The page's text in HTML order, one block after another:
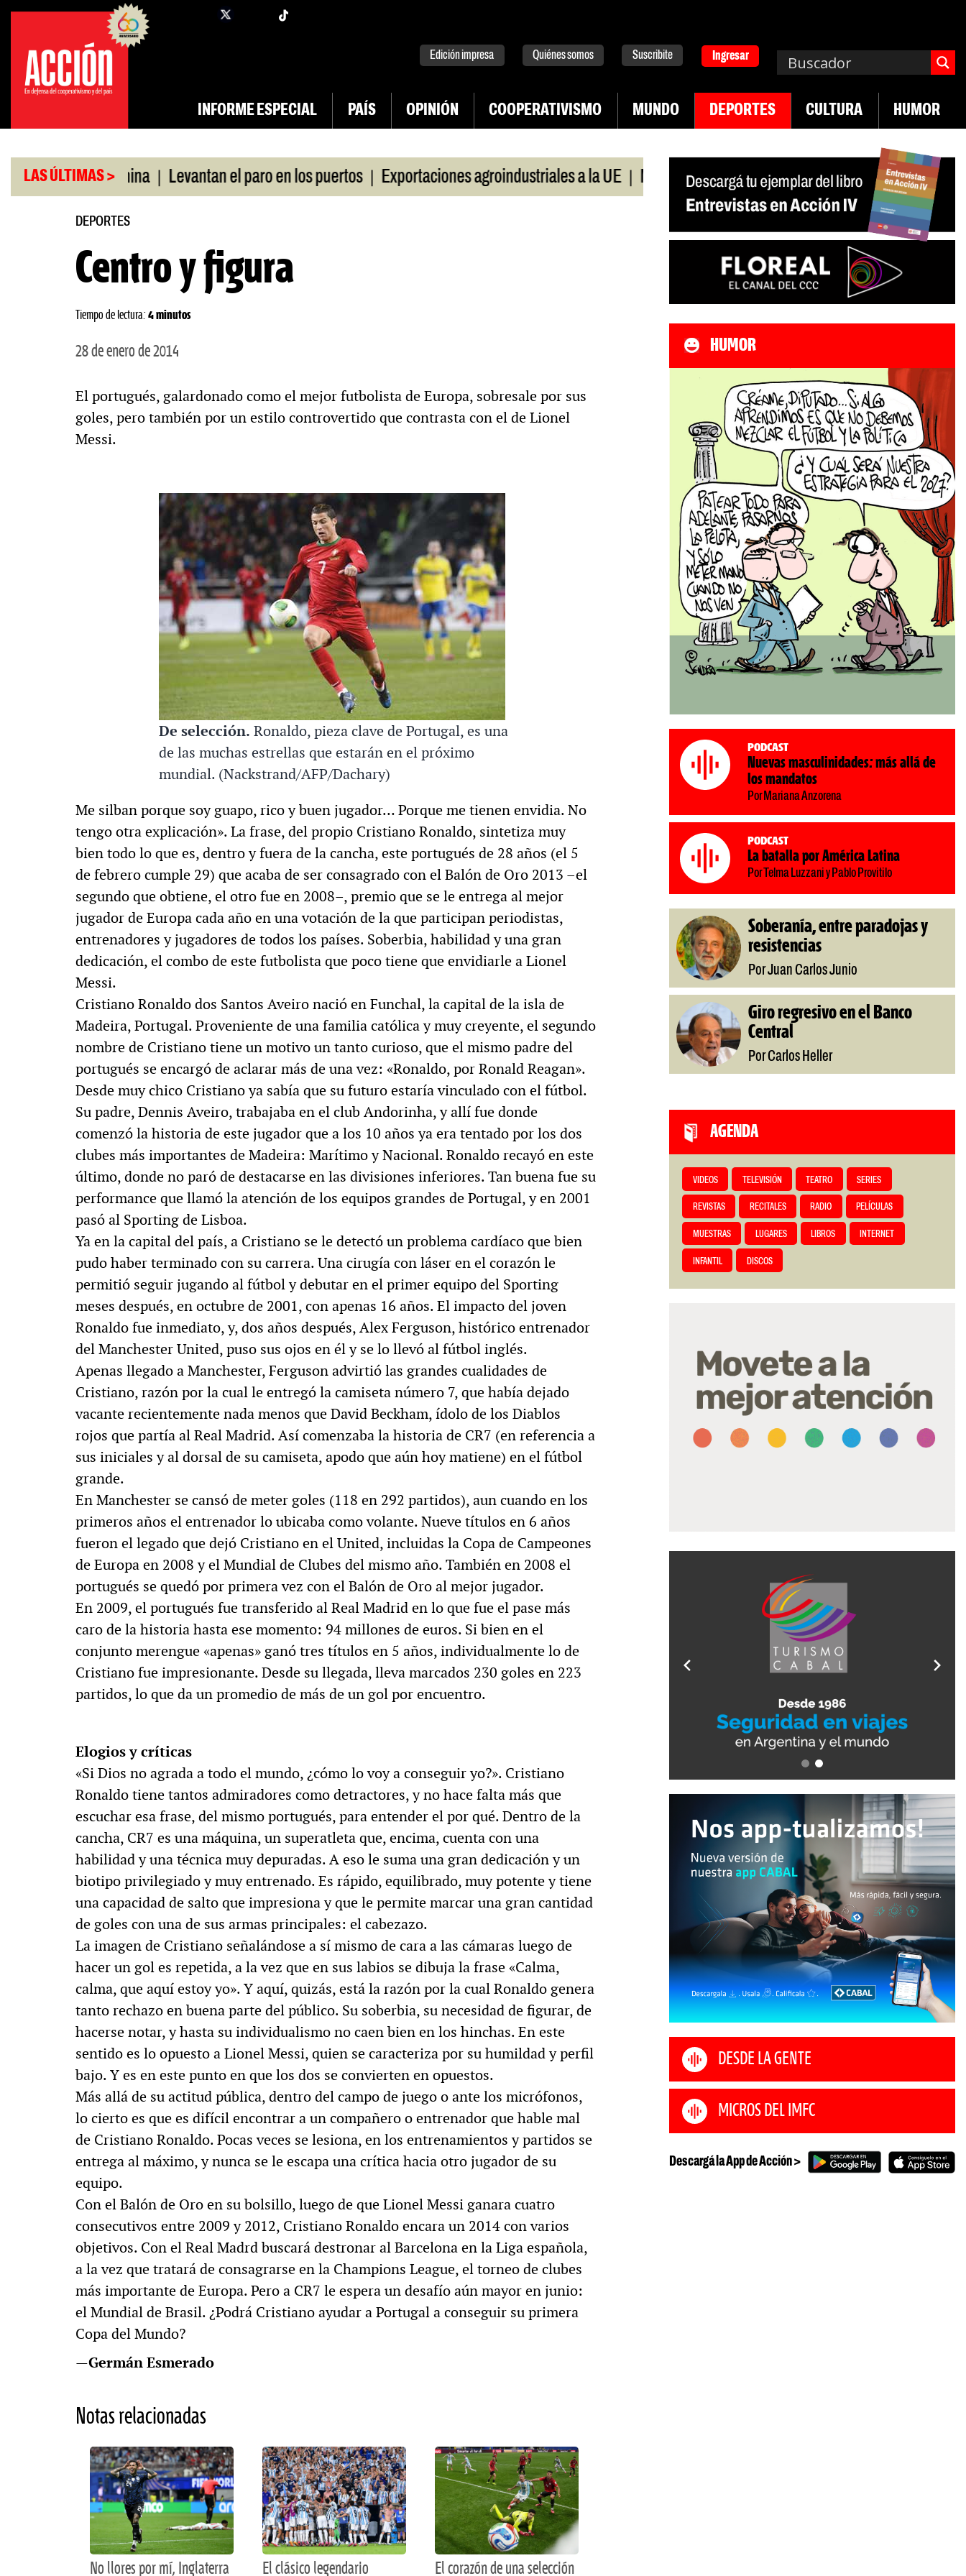
Saltar
contenido
facebook
Edición impresa Quiénes somos Suscribite Ingresar
INFORME ESPECIAL PAÍS OPINIÓN COOPERATIVISMO MUNDO DEPORTES CULTURA HUMOR
LAS ÚLTIMAS >
swap con China Levantan el paro en los puertos | Exportaciones agroindustriales a la UE | Morosidad en jóvenes precarizados | Cae la actividad
DEPORTES
Centro y figura
Tiempo de lectura: 4 minutos
28 de enero de 2014
El portugués, galardonado como el mejor futbolista de Europa, sobresale por sus
goles, pero también por un estilo controvertido que contrasta con el de Lionel
Messi.
De selección. Ronaldo, pieza clave de Portugal, es una
de las muchas estrellas que estarán en el próximo
mundial. (Nackstrand/AFP/Dachary)
Me silban porque soy guapo, rico y buen jugador… Porque me tienen envidia. No
tengo otra explicación». La frase, del propio Cristiano Ronaldo, sintetiza muy
bien todo lo que es, dentro y fuera de la cancha, este portugués de 28 años (el 5
de febrero cumple 29) que acaba de ser consagrado con el Balón de Oro 2013 –el
segundo que obtiene, el otro fue en 2008–, premio que se le entrega al mejor
jugador de Europa cada año en una votación de la que participan periodistas,
entrenadores y jugadores de todos los países. Soberbia, habilidad y una gran
dedicación, el combo de este futbolista que poco tiene que envidiarle a Lionel
Messi.
Cristiano Ronaldo dos Santos Aveiro nació en Funchal, la capital de la isla de
Madeira, Portugal. Proveniente de una familia católica y muy creyente, el segundo
nombre de Cristiano tiene un motivo un tanto curioso, que el mismo padre del
portugués se encargó de aclarar más de una vez: «Ronaldo, por Ronald Reagan».
Desde muy chico Cristiano ya sabía que su futuro estaría vinculado con el fútbol.
Su padre, Dennis Aveiro, trabajaba en el club Andorinha, y allí fue donde
comenzó la historia de este jugador que a los 10 años ya era tentado por los dos
clubes más importantes de Madeira: Marítimo y Nacional. Ronaldo recayó en este
último, donde no paró de destacarse en las divisiones inferiores. Tan buena fue su
performance que llamó la atención de los equipos grandes de Portugal, y en 2001
pasó al Sporting de Lisboa.
Ya en la capital del país, a Cristiano se le detectó un problema cardíaco que bien
pudo haber terminado con su carrera. Una cirugía con láser en el corazón le
permitió seguir jugando al fútbol y debutar en el primer equipo del Sporting
meses después, en octubre de 2001, con apenas 16 años. El impacto del joven
Ronaldo fue inmediato, y, dos años después, Alex Ferguson, histórico entrenador
del Manchester United, puso sus ojos en él y se lo llevó al fútbol inglés.
Apenas llegado a Manchester, Ferguson advirtió las grandes cualidades de
Cristiano, razón por la cual le entregó la camiseta número 7, que había dejado
vacante recientemente nada menos que David Beckham, ídolo de los Diablos
rojos que partía al Real Madrid. Así comenzaba la historia de CR7 (en referencia a
sus iniciales y al dorsal de su camiseta, apodo que aún hoy matiene) en el fútbol
grande.
En Manchester se cansó de meter goles (118 en 292 partidos), aun cuando en los
primeros años el entrenador lo ubicaba como volante. Nueve títulos en 6 años
fueron el legado que dejó Cristiano en el United, incluidas la Copa de Campeones
de Europa en 2008 y el Mundial de Clubes del mismo año. También en 2008 el
portugués se quedó por primera vez con el Balón de Oro al mejor jugador.
En 2009, el portugués fue transferido al Real Madrid en lo que fue el pase más
caro de la historia hasta ese momento: 94 millones de euros. Si bien en el
conjunto merengue «apenas» ganó tres títulos en 5 años, individualmente lo de
Cristiano fue impresionante. Desde su llegada, lleva marcados 230 goles en 223
partidos, lo que da un promedio de más de un gol por encuentro.
Elogios y críticas
«Si Dios no agrada a todo el mundo, ¿cómo lo voy a conseguir yo?». Cristiano
Ronaldo tiene tantos admiradores como detractores, y no hace falta más que
escuchar esa frase, del mismo portugués, para entender el por qué. Dentro de la
cancha, CR7 es una máquina, un superatleta que, encima, cuenta con una
habilidad y una técnica muy depuradas. A eso le suma una gran dedicación y un
biotipo privilegiado y muy entrenado. Es rápido, equilibrado, muy potente y tiene
una capacidad de salto que impresiona y que le permite marcar una gran cantidad
de goles con una de sus armas principales: el cabezazo.
La imagen de Cristiano señalándose a sí mismo de cara a las cámaras luego de
hacer un gol es repetida, a la vez que en sus labios se dibuja la frase «Calma,
calma, que aquí estoy yo». Y aquí, quizás, está la razón por la cual Ronaldo genera
tanto rechazo en buena parte del público. Su soberbia, su necesidad de figurar, de
hacerse notar, y hasta su individualismo no caen bien en los hinchas. En este
sentido es lo opuesto a Lionel Messi, quien se caracteriza por su humildad y perfil
bajo. Y es en este punto en que los dos se convierten en opuestos.
Más allá de su actitud pública, dentro del campo de juego o ante los micrófonos,
lo cierto es que es difícil encontrar a un compañero o entrenador que hable mal
de Cristiano Ronaldo. Pocas veces se lesiona, en los entrenamientos y partidos se
entrega al máximo, y nunca se le escapa una crítica hacia otro jugador de su
equipo.
Con el Balón de Oro en su bolsillo, luego de que Lionel Messi ganara cuatro
consecutivos entre 2009 y 2012, Cristiano Ronaldo encara un 2014 con varios
objetivos. Con el Real Madrd buscará destronar al Barcelona en la Liga española,
a la vez que tratará de consagrarse en la Champions League, el torneo de clubes
más importante de Europa. Pero a CR7 le espera un desafío aún mayor en junio:
el Mundial de Brasil. ¿Podrá Cristiano ayudar a Portugal a conseguir su primera
Copa del Mundo?
—Germán Esmerado
Notas relacionadas
No llores por mí, Inglaterra El clásico legendario El corazón de una selección
HUMOR
Podcast
Nuevas masculinidades: más allá de
los mandatos
Por Mariana Anzorena
Podcast
La batalla por América Latina
Por Telma Luzzani y Pablo Provitilo
Soberanía, entre paradojas y
resistencias
Por Juan Carlos Junio
Giro regresivo en el Banco
Central
Por Carlos Heller
AGENDA
VIDEOS TELEVISIÓN TEATRO SERIES
REVISTAS RECITALES RADIO PELÍCULAS
MUESTRAS LUGARES LIBROS INTERNET
INFANTIL DISCOS
DESDE LA GENTE
MICROS DEL IMFC
Descargá la App de Acción >